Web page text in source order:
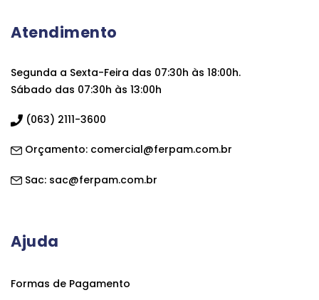
Atendimento
Segunda a Sexta-Feira das 07:30h às 18:00h.
Sábado das 07:30h às 13:00h
(063) 2111-3600
Orçamento: comercial@ferpam.com.br
Sac: sac@ferpam.com.br
Ajuda
Formas de Pagamento